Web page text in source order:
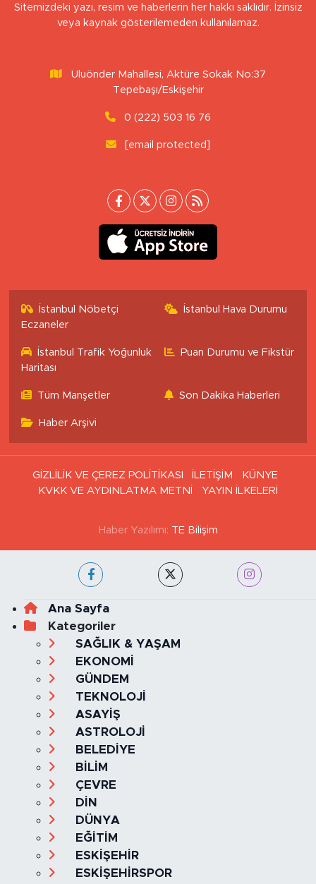
Sitemizdeki yazı, resim ve haberlerin her hakkı saklıdır. İzinsiz
veya kaynak gösterilemeden kullanılamaz.
Uluönder Mahallesi, Aktüre Sokak No:37
Tepebaşı/Eskişehir
0 (222) 503 16 76
[email protected]
İstanbul Nöbetçi
Eczaneler
İstanbul Hava Durumu
İstanbul Trafik Yoğunluk
Haritası
Puan Durumu ve Fikstür
Tüm Manşetler Son Dakika Haberleri
Haber Arşivi
GİZLİLİK VE ÇEREZ POLİTİKASI İLETİŞİM
KÜNYE
KVKK VE AYDINLATMA METNİ
YAYIN İLKELERİ
Haber Yazılımı: TE Bilişim
Ana Sayfa
Kategoriler
SAĞLIK & YAŞAM
EKONOMİ
GÜNDEM
TEKNOLOJİ
ASAYİŞ
ASTROLOJİ
BELEDİYE
BİLİM
ÇEVRE
DİN
DÜNYA
EĞİTİM
ESKİŞEHİR
ESKİŞEHİRSPOR